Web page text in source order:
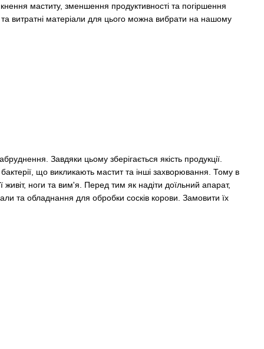
маститу, зменшення продуктивності та погіршення
витратні матеріали для цього можна вибрати на нашому
Завдяки цьому зберігається якість продукції.
що викликають мастит та інші захворювання. Тому в
ноги та вим'я. Перед тим як надіти доїльний апарат,
та обладнання для обробки сосків корови. Замовити їх